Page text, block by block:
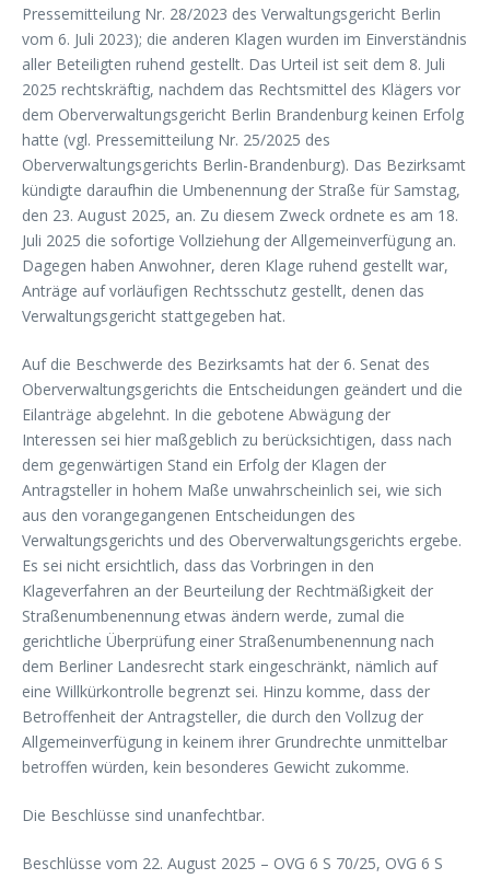
Pressemitteilung Nr. 28/2023 des Verwaltungsgericht Berlin
vom 6. Juli 2023); die anderen Klagen wurden im Einverständnis
aller Beteiligten ruhend gestellt. Das Urteil ist seit dem 8. Juli
2025 rechtskräftig, nachdem das Rechtsmittel des Klägers vor
dem Oberverwaltungsgericht Berlin Brandenburg keinen Erfolg
hatte (vgl. Pressemitteilung Nr. 25/2025 des
Oberverwaltungsgerichts Berlin-Brandenburg). Das Bezirksamt
kündigte daraufhin die Umbenennung der Straße für Samstag,
den 23. August 2025, an. Zu diesem Zweck ordnete es am 18.
Juli 2025 die sofortige Vollziehung der Allgemeinverfügung an.
Dagegen haben Anwohner, deren Klage ruhend gestellt war,
Anträge auf vorläufigen Rechtsschutz gestellt, denen das
Verwaltungsgericht stattgegeben hat.
Auf die Beschwerde des Bezirksamts hat der 6. Senat des
Oberverwaltungsgerichts die Entscheidungen geändert und die
Eilanträge abgelehnt. In die gebotene Abwägung der
Interessen sei hier maßgeblich zu berücksichtigen, dass nach
dem gegenwärtigen Stand ein Erfolg der Klagen der
Antragsteller in hohem Maße unwahrscheinlich sei, wie sich
aus den vorangegangenen Entscheidungen des
Verwaltungsgerichts und des Oberverwaltungsgerichts ergebe.
Es sei nicht ersichtlich, dass das Vorbringen in den
Klageverfahren an der Beurteilung der Rechtmäßigkeit der
Straßenumbenennung etwas ändern werde, zumal die
gerichtliche Überprüfung einer Straßenumbenennung nach
dem Berliner Landesrecht stark eingeschränkt, nämlich auf
eine Willkürkontrolle begrenzt sei. Hinzu komme, dass der
Betroffenheit der Antragsteller, die durch den Vollzug der
Allgemeinverfügung in keinem ihrer Grundrechte unmittelbar
betroffen würden, kein besonderes Gewicht zukomme.
Die Beschlüsse sind unanfechtbar.
Beschlüsse vom 22. August 2025 – OVG 6 S 70/25, OVG 6 S